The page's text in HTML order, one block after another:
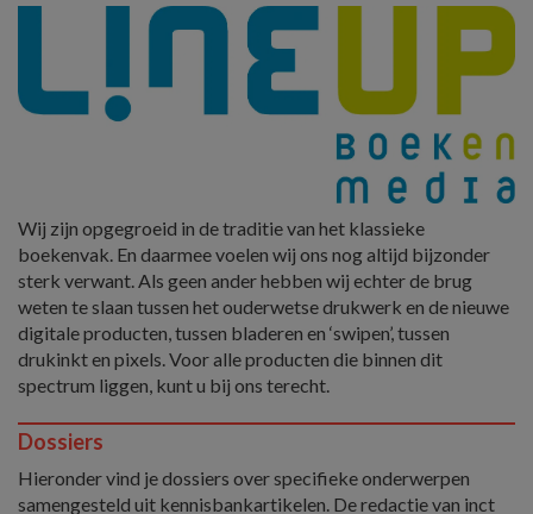
Wij zijn opgegroeid in de traditie van het klassieke
boekenvak. En daarmee voelen wij ons nog altijd bijzonder
sterk verwant. Als geen ander hebben wij echter de brug
weten te slaan tussen het ouderwetse drukwerk en de nieuwe
digitale producten, tussen bladeren en ‘swipen’, tussen
drukinkt en pixels. Voor alle producten die binnen dit
spectrum liggen, kunt u bij ons terecht.
Dossiers
Hieronder vind je dossiers over specifieke onderwerpen
samengesteld uit kennisbankartikelen. De redactie van inct